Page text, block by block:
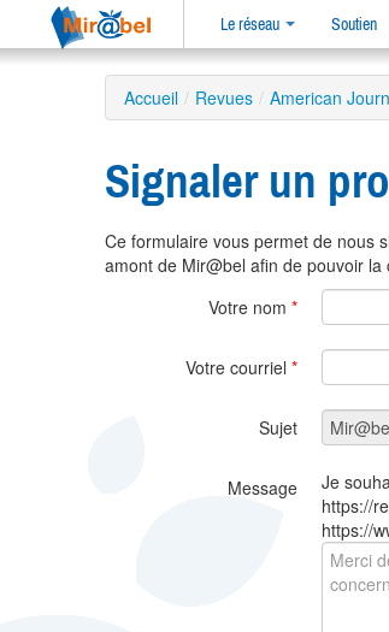
Le réseau Soutien
Accueil / Revues / American
Signaler un
Ce formulaire vous permet de nous
amont de Mir@bel afin de pouvoir la
Votre nom *
Votre courriel *
Sujet
Message
Je
https://
https://